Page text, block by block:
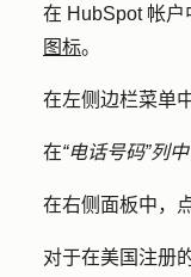
在 HubSpot 帐
图标。
在左侧边栏菜单
在“电话号码”列中
在右侧面板中，
对于在美国注册